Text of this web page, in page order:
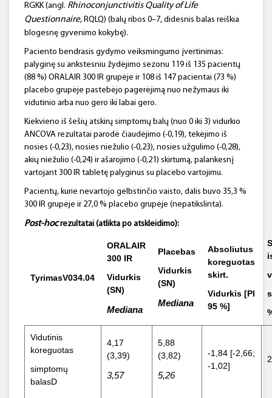
RGKK (angl. Rhinoconjunctivitis Quality of Life
Questionnaire, RQLQ) (balų ribos 0–7, didesnis balas reiškia
blogesnę gyvenimo kokybę).
Paciento bendrasis gydymo veiksmingumo įvertinimas:
palyginę su ankstesniu žydėjimo sezonu 119 iš 135 pacientų
(88 %) ORALAIR 300 IR grupėje ir 108 iš 147 pacientai (73 %)
placebo grupėje pastebėjo pagerėjimą nuo nežymaus iki
vidutinio arba nuo gero iki labai gero.
Kiekvieno iš šešių atskirų simptomų balų (nuo 0 iki 3) vidurkio
ANCOVA rezultatai parodė čiaudėjimo (-0,19), tekėjimo iš
nosies (-0,23), nosies niežulio (-0,23), nosies užgulimo (-0,28),
akių niežulio (-0,24) ir ašarojimo (-0,21) skirtumą, palankesnį
vartojant 300 IR tabletę palyginus su placebo vartojimu.
Pacientų, kurie nevartojo gelbstinčio vaisto, dalis buvo 35,3 %
300 IR grupėje ir 27,0 % placebo grupėje (nepatikslinta).
Post-hocrezultatai (atlikta po atskleidimo):
TyrimasV034.04
ORALAIR
300 IR
Vidurkis
(SN)
Mediana
Placebas
Vidurkis
(SN)
Mediana
Absoliutus
koreguotas
skirt.
Vidurkis [PI
95 %]
Vidutinis
koreguotas
simptomų
balasD
4,17
(3,39)
3,57
5,88
(3,82)
5,26
-1,84 [-2,66;
-1,02]